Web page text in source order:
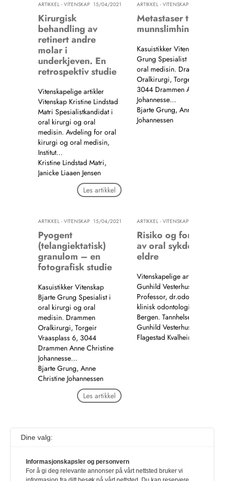
ARTIKKEL - VITENSKAP 15/04/2021
Kirurgisk
behandling av
retinert andre
molar i
underkjeven. En
retrospektiv studie
Vitenskapelige artikler
Vitenskap Kristine Lindstad
Matri Spesialistkandidat i
oral kirurgi og oral
medisin. Avdeling for oral
kirurgi og oral medisin,
Institut…
Kristine Lindstad Matri,
Janicke Liaaen Jensen
Les artikkel
ARTIKKEL - VITENSKAP
Metastaser til kjever
munnslimhinne
Kasuistikker Vitenskap Bjarte
Grung Spesialist i oral
oral medisin. Drammen
Oralkirurgi, Torgeir
3044 Drammen Anne
Johannesse…
Bjarte Grung, Anne Christine
Johannessen
ARTIKKEL - VITENSKAP 15/04/2021
Pyogent
(telangiektatisk)
granulom – en
fotografisk studie
Kasuistikker Vitenskap
Bjarte Grung Spesialist i
oral kirurgi og oral
medisin. Drammen
Oralkirurgi, Torgeir
Vraasplass 6, 3044
Drammen Anne Christine
Johannesse…
Bjarte Grung, Anne
Christine Johannessen
Les artikkel
ARTIKKEL - VITENSKAP
Risiko og
av oral sykdom blant
eldre
Vitenskapelige artikler
Gunhild Vesterhus Strand
Professor, dr.odont. Institutt
klinisk odontologi,
Bergen. Tannhelsetjenesten,
Gunhild Vesterhus Strand, Siri
Flagestad Kvalheim
Dine valg:
Informasjonskapsler og personvern
For å gi deg relevante annonser på vårt nettsted bruker vi